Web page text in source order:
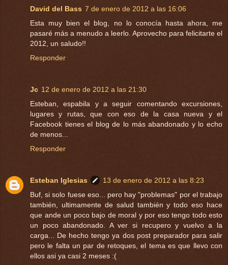
David del Bass 7 de enero de 2012 a las 16:06
Esta muy bien el blog, no lo conocía hasta ahora, me
pasaré más a menudo a leerlo. Aprovecho para felicitarte el
2012, un saludo!!
Responder
Jc 12 de enero de 2012 a las 21:30
Esteban, espabila y a seguir comentando excursiones,
lugares y rutas, que con eso de la casa nueva y el
Facebook tienes el blog de lo más abandonado y lo echo
de menos...
Responder
Esteban Iglesias
13 de enero de 2012 a las 8:23
Buf, si solo fuese eso... pero hay "problemas" por el trabajo
también, ultimamente de salud también y todo eso hace
que ande un poco bajo de moral y por eso tengo todo esto
un poco abandonado. A ver si recupero y vuelvo a la
carga... De hecho tengo ya dos post preparador para salir
pero le falta un par de retoques, el tema es que llevo con
ellos asi ya casi 2 meses :(